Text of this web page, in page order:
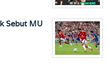
Sebut MU